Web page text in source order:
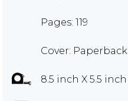
Pages: 119
Cover: Paperback
8.5 inch X 5.5 inch